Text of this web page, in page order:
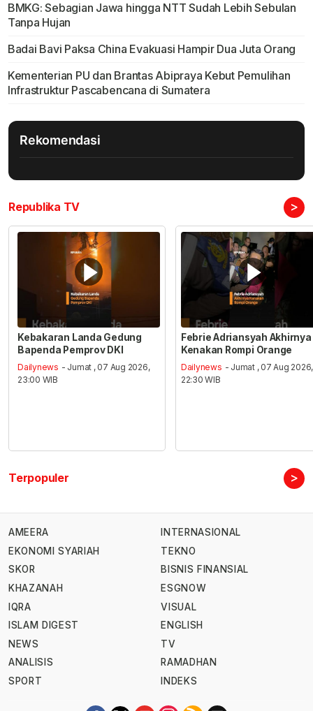
BMKG: Sebagian Jawa hingga NTT Sudah Lebih Sebulan
Tanpa Hujan
Badai Bavi Paksa China Evakuasi Hampir Dua Juta Orang
Kementerian PU dan Brantas Abipraya Kebut Pemulihan
Infrastruktur Pascabencana di Sumatera
Rekomendasi
Republika TV >
Kebakaran Landa Gedung
Bapenda Pemprov DKI
Dailynews - Jumat , 07 Aug 2026,
23:00 WIB
Febrie Adriansyah Akhirnya
Kenakan Rompi Orange
Dailynews - Jumat , 07 Aug 2026,
22:30 WIB
Terpopuler >
AMEERA
EKONOMI SYARIAH
SKOR
KHAZANAH
IQRA
ISLAM DIGEST
NEWS
ANALISIS
SPORT
INTERNASIONAL
TEKNO
BISNIS FINANSIAL
ESGNOW
VISUAL
ENGLISH
TV
RAMADHAN
INDEKS